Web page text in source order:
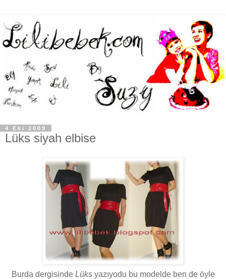
4 Eki 2009
Lüks siyah elbise
Burda dergisindeLüks yazıyodu bu modelde ben de öyle